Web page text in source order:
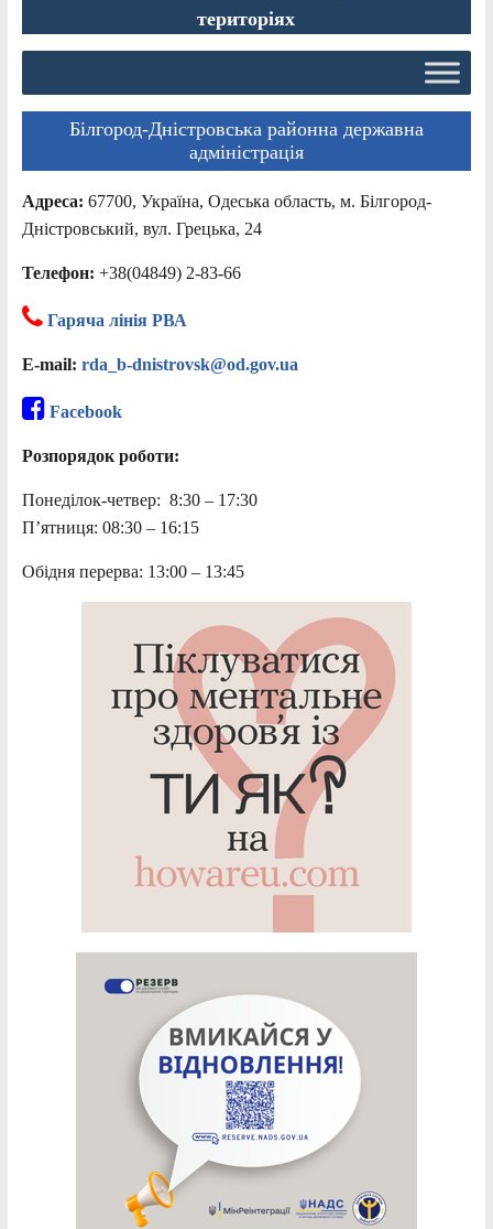
територіях
Білгород-Дністровська районна державна
адміністрація
Адреса: 67700, Україна, Одеська область, м. Білгород-
Дністровський, вул. Грецька, 24
Телефон: +38(04849) 2-83-66
Гаряча лінія РВА
E-mail: rda_b-dnistrovsk@od.gov.ua
Facebook
Розпорядок роботи:
Понеділок-четвер: 8:30 – 17:30
П’ятниця: 08:30 – 16:15
Обідня перерва: 13:00 – 13:45